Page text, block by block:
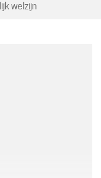
welzijn